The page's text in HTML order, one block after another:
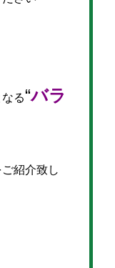
る“バラ
紹介致し